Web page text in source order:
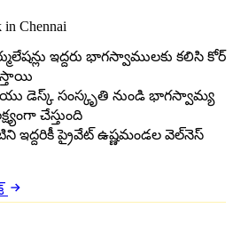
in Chennai
ఇద్దరు భాగస్వాములకు కలిసి కోర్
డెస్క్ సంస్కృతి నుండి భాగస్వామ్య
చేస్తుంది
ఇద్దరికీ ప్రైవేట్ ఉష్ణమండల వెల్‌నెస్